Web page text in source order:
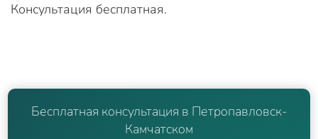
Консультация бесплатная.
Бесплатная консультация в Петропавловск-
Камчатском